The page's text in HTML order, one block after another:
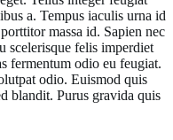
a. Tempus iaculis urna id
massa id. Sapien nec
scelerisque felis imperdiet
fermentum odio eu feugiat.
odio. Euismod quis
blandit. Purus gravida quis